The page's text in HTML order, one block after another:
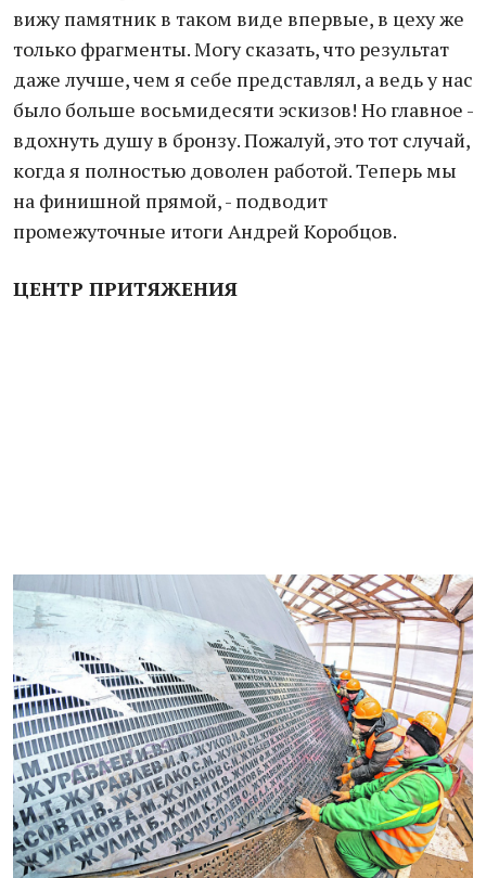
вижу памятник в таком виде впервые, в цеху же
только фрагменты. Могу сказать, что результат
даже лучше, чем я себе представлял, а ведь у нас
было больше восьмидесяти эскизов! Но главное -
вдохнуть душу в бронзу. Пожалуй, это тот случай,
когда я полностью доволен работой. Теперь мы
на финишной прямой, - подводит
промежуточные итоги Андрей Коробцов.
ЦЕНТР ПРИТЯЖЕНИЯ